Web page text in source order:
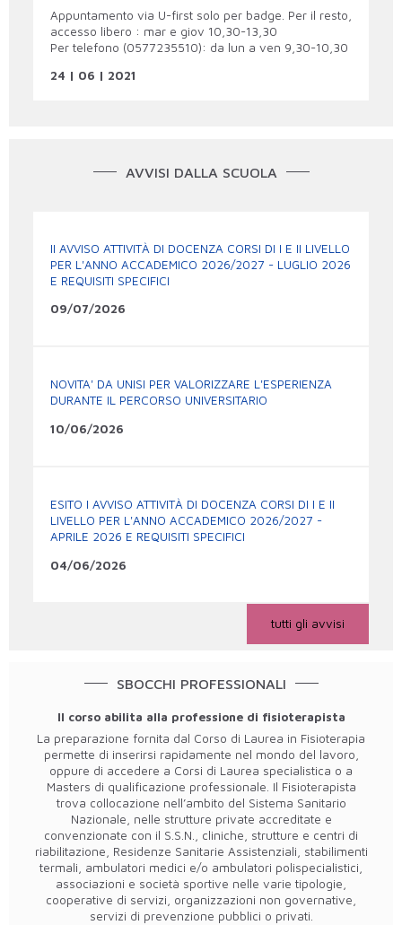
Appuntamento via U-first solo per badge. Per il resto,
accesso libero : mar e giov 10,30-13,30
Per telefono (0577235510): da lun a ven 9,30-10,30
24 | 06 | 2021
AVVISI DALLA SCUOLA
II AVVISO ATTIVITÀ DI DOCENZA CORSI DI I E II LIVELLO
PER L'ANNO ACCADEMICO 2026/2027 - LUGLIO 2026
E REQUISITI SPECIFICI
09/07/2026
NOVITA' DA UNISI PER VALORIZZARE L'ESPERIENZA
DURANTE IL PERCORSO UNIVERSITARIO
10/06/2026
ESITO I AVVISO ATTIVITÀ DI DOCENZA CORSI DI I E II
LIVELLO PER L'ANNO ACCADEMICO 2026/2027 -
APRILE 2026 E REQUISITI SPECIFICI
04/06/2026
tutti gli avvisi
SBOCCHI PROFESSIONALI
Il corso abilita alla professione di fisioterapista
La preparazione fornita dal Corso di Laurea in Fisioterapia
permette di inserirsi rapidamente nel mondo del lavoro,
oppure di accedere a Corsi di Laurea specialistica o a
Masters di qualificazione professionale. Il Fisioterapista
trova collocazione nell’ambito del Sistema Sanitario
Nazionale, nelle strutture private accreditate e
convenzionate con il S.S.N., cliniche, strutture e centri di
riabilitazione, Residenze Sanitarie Assistenziali, stabilimenti
termali, ambulatori medici e/o ambulatori polispecialistici,
associazioni e società sportive nelle varie tipologie,
cooperative di servizi, organizzazioni non governative,
servizi di prevenzione pubblici o privati.